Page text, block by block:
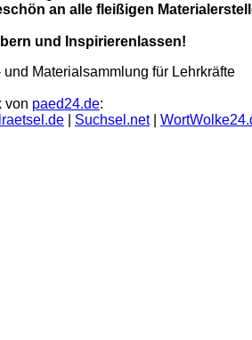
an alle fleißigen
und Inspirierenlassen!
und Materialsammlung für Lehrkräfte
von paed24.de:
Suchsel.net|